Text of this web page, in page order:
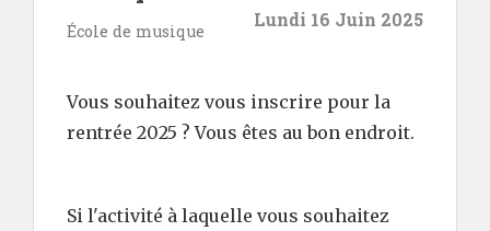
École de musique
Lundi 16 Juin 2025
Vous souhaitez vous inscrire pour la
rentrée 2025 ? Vous êtes au bon endroit.
Si l'activité à laquelle vous souhaitez